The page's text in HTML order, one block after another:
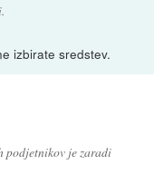
izbirate sredstev.
podjetnikov je zaradi